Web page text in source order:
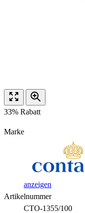
33% Rabatt
Marke
anzeigen
Artikelnummer
CTO-1355/100